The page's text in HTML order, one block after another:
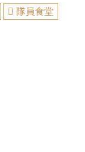
隊員食堂